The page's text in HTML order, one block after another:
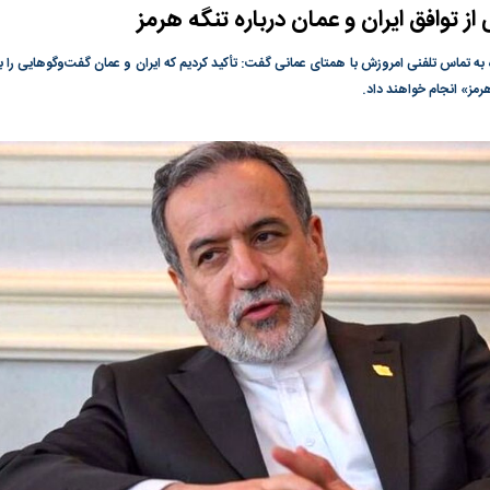
توافق ایران و عمان درباره تنگه هرمز
به تماس تلفنی امروزش با همتای عمانی گفت: تأکید کردیم که ایران و عمان گفت‌وگوهایی را
انجام خواهند داد.
جدید یا پایان
در وزارت نفت «رهاشدگی» و فقدان
پاسخگویی احساس می‌شود | فروشنده
نفت وزیر است و تراستی‌هایی که پول به
رصد شوند
اسلام
شاخص کل
هجوم نقدینگی به بورس؛ شاخص کل و
هم‌وزن در قله تاریخی
رکوردشکنی
بورس